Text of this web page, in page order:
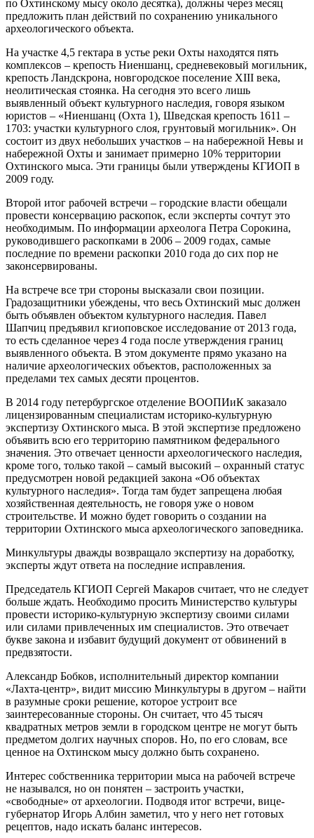
по Охтинскому мысу около десятка), должны через месяц
предложить план действий по сохранению уникального
археологического объекта.
На участке 4,5 гектара в устье реки Охты находятся пять
комплексов – крепость Ниеншанц, средневековый могильник,
крепость Ландскрона, новгородское поселение XIII века,
неолитическая стоянка. На сегодня это всего лишь
выявленный объект культурного наследия, говоря языком
юристов – «Ниеншанц (Охта 1), Шведская крепость 1611 –
1703: участки культурного слоя, грунтовый могильник». Он
состоит из двух небольших участков – на набережной Невы и
набережной Охты и занимает примерно 10% территории
Охтинского мыса. Эти границы были утверждены КГИОП в
2009 году.
Второй итог рабочей встречи – городские власти обещали
провести консервацию раскопок, если эксперты сочтут это
необходимым. По информации археолога Петра Сорокина,
руководившего раскопками в 2006 – 2009 годах, самые
последние по времени раскопки 2010 года до сих пор не
законсервированы.
На встрече все три стороны высказали свои позиции.
Градозащитники убеждены, что весь Охтинский мыс должен
быть объявлен объектом культурного наследия. Павел
Шапчиц предъявил кгиоповское исследование от 2013 года,
то есть сделанное через 4 года после утверждения границ
выявленного объекта. В этом документе прямо указано на
наличие археологических объектов, расположенных за
пределами тех самых десяти процентов.
В 2014 году петербургское отделение ВООПИиК заказало
лицензированным специалистам историко-культурную
экспертизу Охтинского мыса. В этой экспертизе предложено
объявить всю его территорию памятником федерального
значения. Это отвечает ценности археологического наследия,
кроме того, только такой – самый высокий – охранный статус
предусмотрен новой редакцией закона «Об объектах
культурного наследия». Тогда там будет запрещена любая
хозяйственная деятельность, не говоря уже о новом
строительстве. И можно будет говорить о создании на
территории Охтинского мыса археологического заповедника.
Минкультуры дважды возвращало экспертизу на доработку,
эксперты ждут ответа на последние исправления.
Председатель КГИОП Сергей Макаров считает, что не следуeт
больше ждать. Необходимо просить Министерство культуры
провести историко-культурную экспертизу своими силами
или силами привлеченных им специалистов. Это отвечает
букве закона и избавит будущий документ от обвинений в
предвзятости.
Александр Бобков, исполнительный директор компании
«Лахта-центр», видит миссию Минкультуры в другом – найти
в разумные сроки решение, которое устроит все
заинтересованные стороны. Он считает, что 45 тысяч
квадратных метров земли в городском центре не могут быть
предметом долгих научных споров. Но, по его словам, все
ценное на Охтинском мысу должно быть сохранено.
Интерес собственника территории мыса на рабочей встрече
не назывался, но он понятен – застроить участки,
«свободные» от археологии. Подводя итог встречи, вице-
губернатор Игорь Албин заметил, что у него нет готовых
рецептов, надо искать баланс интересов.